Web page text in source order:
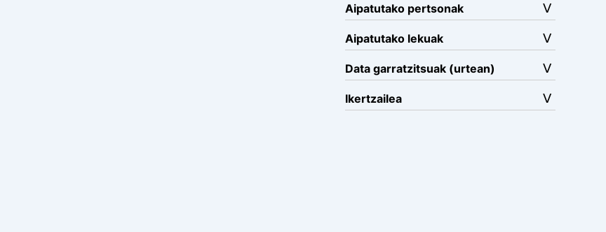
Aipatutako pertsonak
Aipatutako lekuak
Data garratzitsuak (urtean)
Ikertzailea